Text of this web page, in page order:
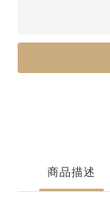
商品描述